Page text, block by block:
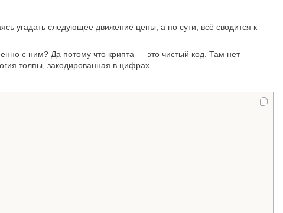
угадать следующее движение цены, а по сути, всё сводится к
с ним? Да потому что крипта — это чистый код. Там нет
толпы, закодированная в цифрах.